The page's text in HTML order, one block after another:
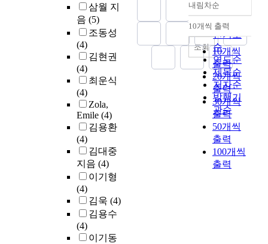
삼월 지
음 (5)
조동성
(4)
김현권
(4)
최운식
(4)
Zola,
Emile (4)
김용환
(4)
김대중
지음 (4)
이기형
(4)
김욱 (4)
김용수
(4)
이기동
정확도
순
인기도
순
연도순
제목순
저자순
발행기
관순
내림차순
내림차순
10개씩 출력
10개씩
출력
20개씩
출력
30개씩
출력
50개씩
출력
100개씩
출력
조회